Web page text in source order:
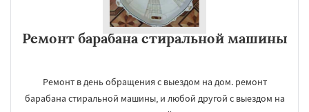
Ремонт барабана стиральной машины
Ремонт в день обращения с выездом на дом. ремонт
барабана стиральной машины, и любой другой с выездом на